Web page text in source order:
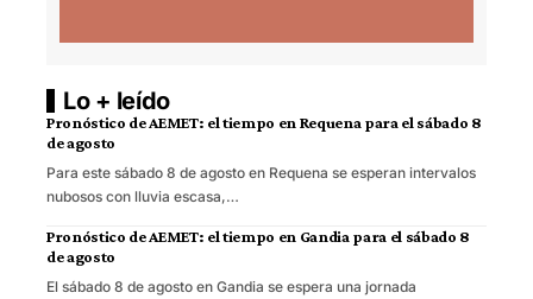
Lo + leído
Pronóstico de AEMET: el tiempo en Requena para el sábado 8
de agosto
Para este sábado 8 de agosto en Requena se esperan intervalos
nubosos con lluvia escasa,…
Pronóstico de AEMET: el tiempo en Gandia para el sábado 8
de agosto
El sábado 8 de agosto en Gandia se espera una jornada